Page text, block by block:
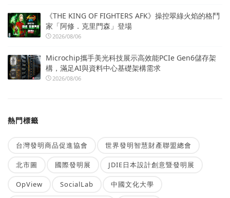
《THE KING OF FIGHTERS AFK》操控翠綠火焰的格鬥
家「阿修．克里門森」登場
2026/08/06
Microchip攜手美光科技展示高效能PCIe Gen6儲存架
構，滿足AI與資料中心基礎架構需求
2026/08/06
熱門標籤
台灣發明商品促進協會 世界發明智慧財產聯盟總會
北市圖 國際發明展 JDIE日本設計創意暨發明展
OpView SocialLab 中國文化大學